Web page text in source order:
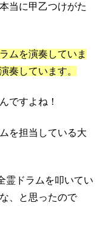
当に甲乙つけがた
ムを演奏していま
奏しています。
ですよね！
を担当している大
霊ドラムを叩いてい
、と思ったので